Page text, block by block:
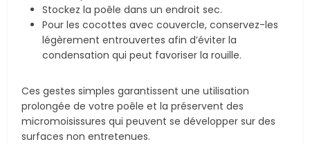
Stockez la poêle dans un endroit sec.
Pour les cocottes avec couvercle, conservez-les
légèrement entrouvertes afin d’éviter la
condensation qui peut favoriser la rouille.
Ces gestes simples garantissent une utilisation
prolongée de votre poêle et la préservent des
micromoisissures qui peuvent se développer sur des
surfaces non entretenues.